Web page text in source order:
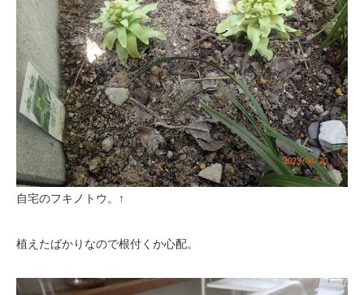
自宅のフキノトウ。↑
植えたばかりなので根付くか心配。